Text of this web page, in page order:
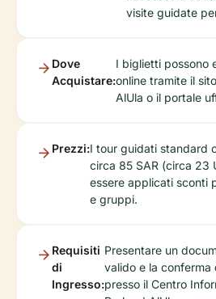
visite guidate
Dove
Acquistare:
I biglietti possono
online tramite il
AlUla o il portale
Prezzi:I tour guidati standard
circa 85 SAR (circa 23
essere applicati sconti
e gruppi.
Requisiti
di
Ingresso:
Presentare un
valido e la conferma
presso il Centro